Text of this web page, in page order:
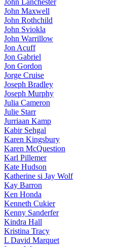
John Lanchester
John Maxwell
John Rothchild
John Sviokla
John Warrillow
Jon Acuff
Jon Gabriel
Jon Gordon
Jorge Cruise
Joseph Bradley
Joseph Murphy
Julia Cameron
Julie Starr
Jurriaan Kamp
Kabir Sehgal
Karen Kingsbury
Karen McQuestion
Karl Pillemer
Kate Hudson
Katherine si Jay Wolf
Kay Barron
Ken Honda
Kenneth Cukier
Kenny Sanderfer
Kindra Hall
Kristina Tracy
L David Marquet